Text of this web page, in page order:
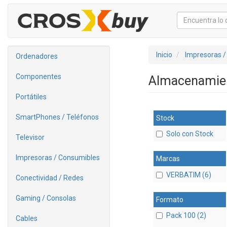
Ordenadores
Componentes
Portátiles
SmartPhones / Teléfonos
Televisor
Impresoras / Consumibles
Conectividad / Redes
Gaming / Consolas
Cables
Inicio Impresoras
Stock
Solo con Stock
Marcas
VERBATIM (6)
Formato
Pack 100 (2)